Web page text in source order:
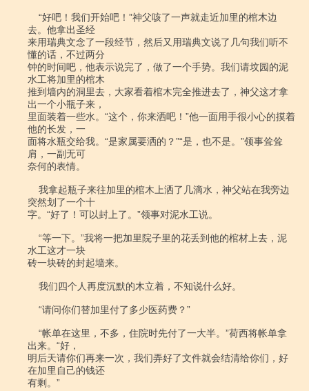
去。他拿出圣经
来用瑞典文念了一段经节，然后又用瑞典文说了几句我们听不
懂的话，不过两分
钟的时间吧，他表示说完了，做了一个手势。我们请坟园的泥
水工将加里的棺木
推到墙内的洞里去，大家看着棺木完全推进去了，神父这才拿
出一个小瓶子来，
里面装着一些水。“这个，你来洒吧！”他一面用手很小心的摸着
他的长发，一
面将水瓶交给我。“是家属要洒的？”“是，也不是。”领事耸耸
肩，一副无可
奈何的表情。
突然划了一个十
字。“好了！可以封上了。”领事对泥水工说。
水工这才一块
砖一块砖的封起墙来。
出来。“好，
明后天请你们再来一次，我们弄好了文件就会结清给你们，好
在加里自己的钱还
有剩。”